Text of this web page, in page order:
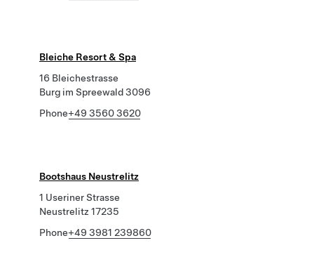
Bleiche Resort & Spa
16 Bleichestrasse
Burg im Spreewald 3096
Phone+49 3560 3620
Bootshaus Neustrelitz
1 Useriner Strasse
Neustrelitz 17235
Phone+49 3981 239860